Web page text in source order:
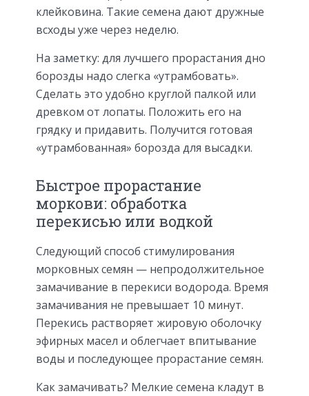
клейковина. Такие семена дают дружные
всходы уже через неделю.
На заметку: для лучшего прорастания дно
борозды надо слегка «утрамбовать».
Сделать это удобно круглой палкой или
древком от лопаты. Положить его на
грядку и придавить. Получится готовая
«утрамбованная» борозда для высадки.
Быстрое прорастание
моркови: обработка
перекисью или водкой
Следующий способ стимулирования
морковных семян — непродолжительное
замачивание в перекиси водорода. Время
замачивания не превышает 10 минут.
Перекись растворяет жировую оболочку
эфирных масел и облегчает впитывание
воды и последующее прорастание семян.
Как замачивать? Мелкие семена кладут в